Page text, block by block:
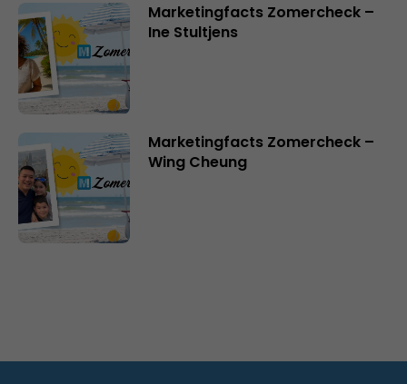
Marketingfacts Zomercheck –
Ine Stultjens
Marketingfacts Zomercheck –
Wing Cheung